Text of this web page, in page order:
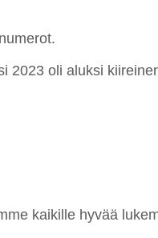
2023 oli aluksi
kaikille hyvää